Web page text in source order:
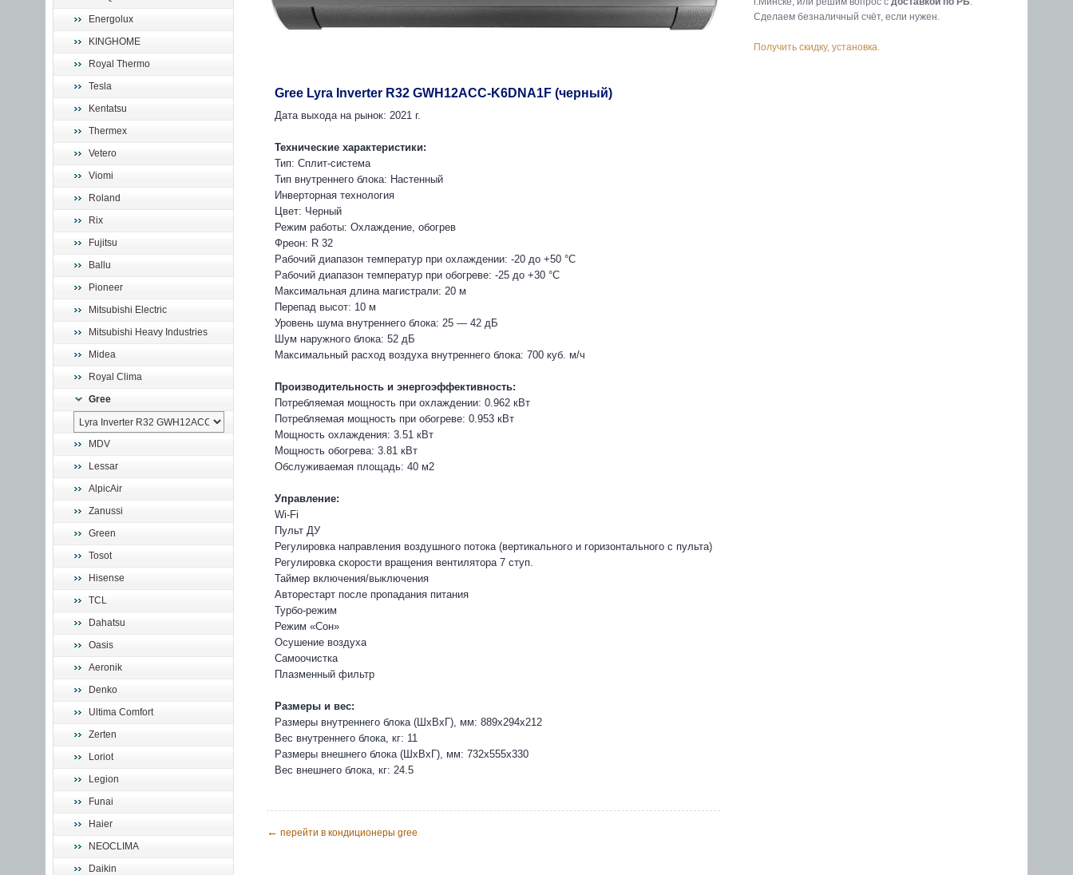
Energolux
KINGHOME
Royal Thermo
Tesla
Kentatsu
Thermex
Vetero
Viomi
Roland
Rix
Fujitsu
Ballu
Pioneer
Mitsubishi Electric
Mitsubishi Heavy Industries
Midea
Royal Clima
Gree
MDV
Lessar
AlpicAir
Zanussi
Green
Tosot
Hisense
TCL
Dahatsu
Oasis
Aeronik
Denko
Ultima Comfort
Zerten
Loriot
Legion
Funai
Haier
NEOCLIMA
Daikin
Cделаем безналичный счёт, если нужен.
Получить скидку, установка.
Gree Lyra Inverter R32 GWH12ACC-K6DNA1F (черный)
Дата выхода на рынок: 2021 г.
Технические характеристики:
Тип: Сплит-система
Тип внутреннего блока: Настенный
Инверторная технология
Цвет: Черный
Режим работы: Охлаждение, обогрев
Фреон: R 32
Рабочий диапазон температур при охлаждении: -20 до +50 °C
Рабочий диапазон температур при обогреве: -25 до +30 °C
Максимальная длина магистрали: 20 м
Перепад высот: 10 м
Уровень шума внутреннего блока: 25 — 42 дБ
Шум наружного блока: 52 дБ
Максимальный расход воздуха внутреннего блока: 700 куб. м/ч
Производительность и энергоэффективность:
Потребляемая мощность при охлаждении: 0.962 кВт
Потребляемая мощность при обогреве: 0.953 кВт
Мощность охлаждения: 3.51 кВт
Мощность обогрева: 3.81 кВт
Обслуживаемая площадь: 40 м2
Управление:
Wi-Fi
Пульт ДУ
Регулировка направления воздушного потока (вертикального и горизонтального с пульта)
Регулировка скорости вращения вентилятора 7 ступ.
Таймер включения/выключения
Авторестарт после пропадания питания
Турбо-режим
Режим «Сон»
Осушение воздуха
Самоочистка
Плазменный фильтр
Размеры и вес:
Размеры внутреннего блока (ШхВхГ), мм: 889х294х212
Вес внутреннего блока, кг: 11
Размеры внешнего блока (ШхВхГ), мм: 732х555х330
Вес внешнего блока, кг: 24.5
← перейти в кондиционеры gree